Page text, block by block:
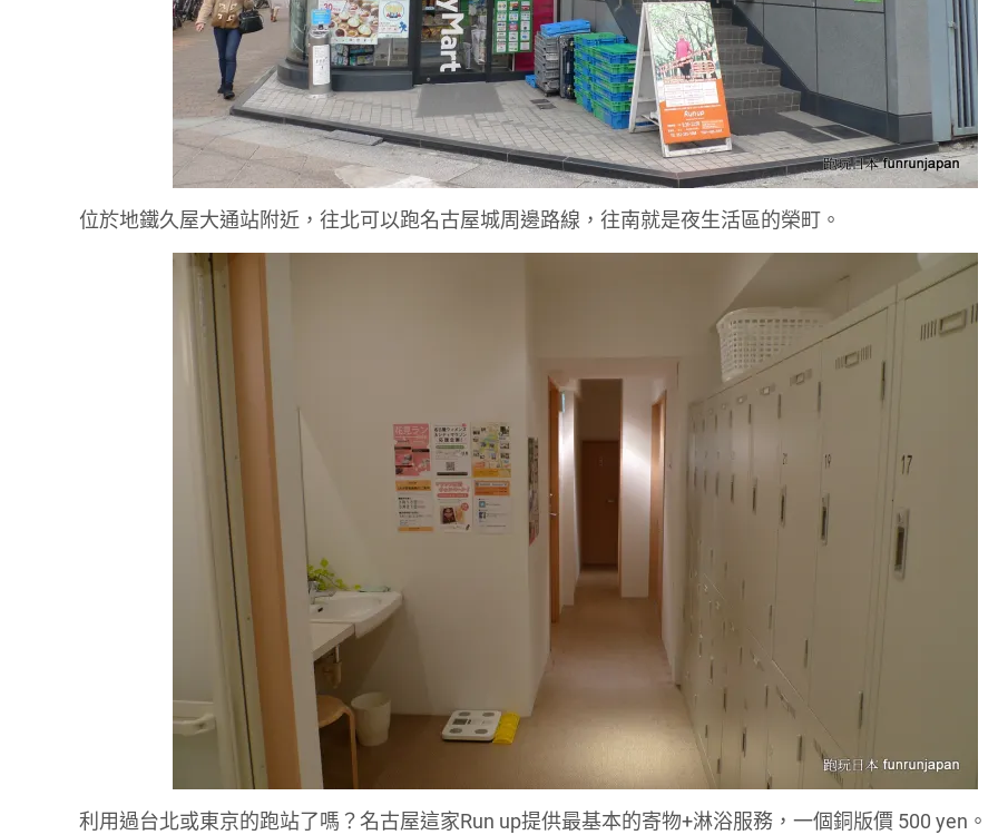
位於地鐵久屋大通站附近，往北可以跑名古屋城周邊路線，往南就是夜生活區的榮町。
利用過台北或東京的跑站了嗎？名古屋這家Run up提供最基本的寄物+淋浴服務，一個銅版價 500 yen。